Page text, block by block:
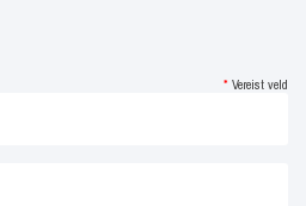
* Vereist veld